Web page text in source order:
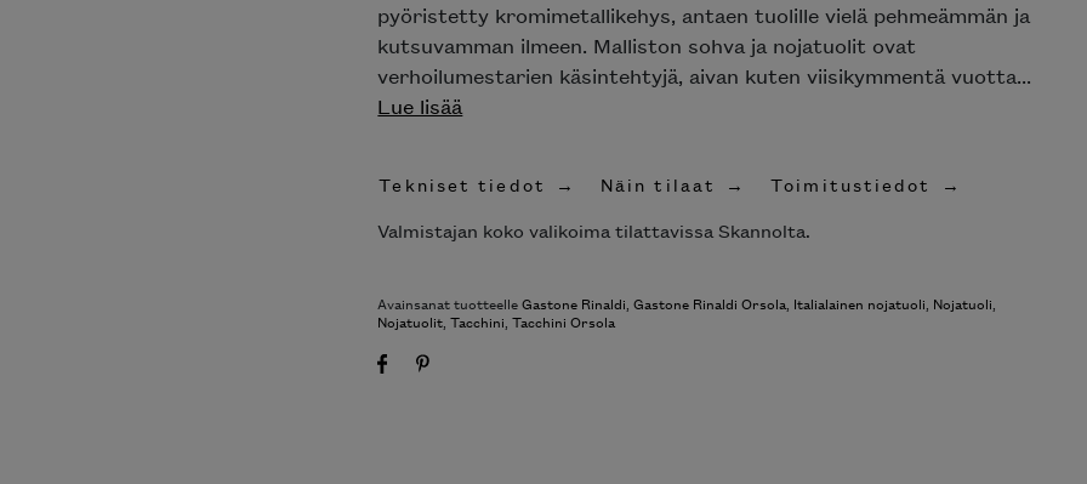
pyöristetty kromimetallikehys, antaen tuolille vielä pehmeämmän ja
kutsuvamman ilmeen. Malliston sohva ja nojatuolit ovat
verhoilumestarien käsintehtyjä, aivan kuten viisikymmentä vuotta...
Lue lisää
Tekniset tiedot Näin tilaat
Toimitustiedot
Valmistajan koko valikoima tilattavissa Skannolta.
Avainsanat tuotteelleGastone Rinaldi,Gastone Rinaldi Orsola, Italialainen nojatuoli, Nojatuoli,
Nojatuolit,Tacchini,Tacchini Orsola